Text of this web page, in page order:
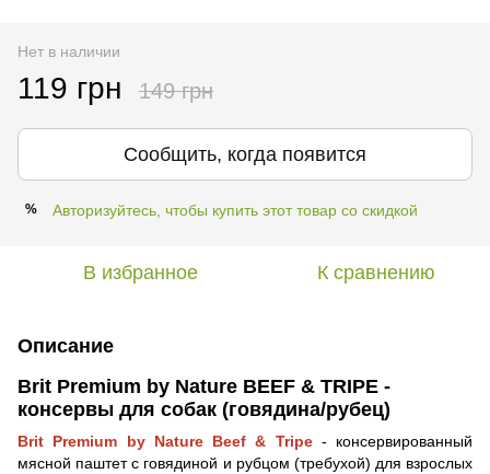
Нет в наличии
119 грн 149 грн
Сообщить, когда появится
% Авторизуйтесь, чтобы купить этот товар со скидкой
В избранное К сравнению
Описание
Brit Premium by Nature BEEF & TRIPE -
консервы для собак (говядина/рубец)
Brit Premium by Nature Beef & Tripe- консервированный
мясной паштет с говядиной и рубцом (требухой) для взрослых